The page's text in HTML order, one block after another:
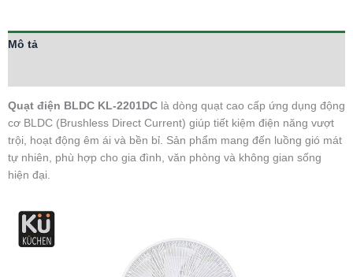
Mô tả
Quạt điện BLDC KL-2201DC là dòng quạt cao cấp ứng dụng động
cơ BLDC (Brushless Direct Current) giúp tiết kiệm điện năng vượt
trội, hoạt động êm ái và bền bỉ. Sản phẩm mang đến luồng gió mát
tự nhiên, phù hợp cho gia đình, văn phòng và không gian sống
hiện đại.